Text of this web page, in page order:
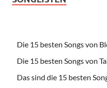
Die 15 besten Songs von
Die 15 besten Songs von
Das sind die 15 besten